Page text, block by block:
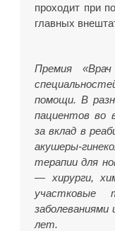
проходит при
главных
Премия «Врач
помощи. В
пациентов во
за вклад в
акушеры-
терапии для
— хирурги,
участковые
лет.